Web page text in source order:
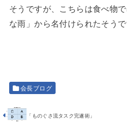
そうですが、こちらは食べ物
な雨」から名付けられたそうで
会長ブログ
「ものぐさ流タスク完遂術」